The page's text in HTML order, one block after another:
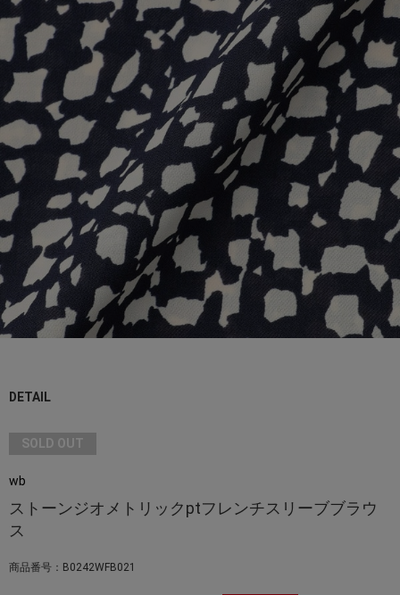
DETAIL
SOLD OUT
wb
ストーンジオメトリックptフレンチスリーブブラウ
ス
商品番号：B0242WFB021